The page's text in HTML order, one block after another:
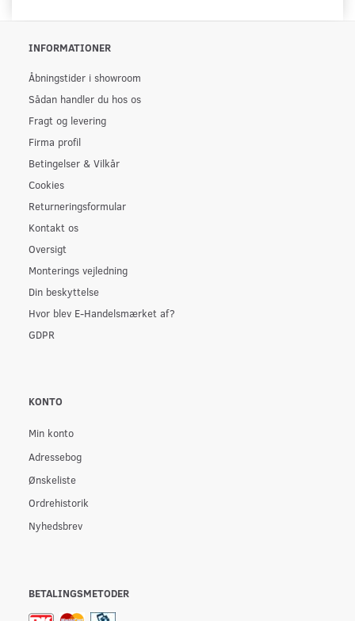
INFORMATIONER
Åbningstider i showroom
Sådan handler du hos os
Fragt og levering
Firma profil
Betingelser & Vilkår
Cookies
Returneringsformular
Kontakt os
Oversigt
Monterings vejledning
Din beskyttelse
Hvor blev E-Handelsmærket af?
GDPR
KONTO
Min konto
Adressebog
Ønskeliste
Ordrehistorik
Nyhedsbrev
BETALINGSMETODER